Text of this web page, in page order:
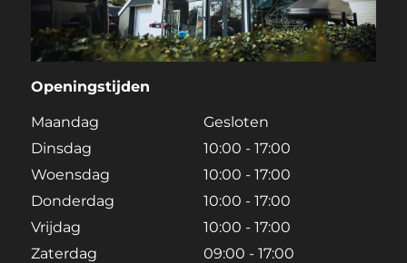
Openingstijden
Maandag
Gesloten
Dinsdag
10:00 - 17:00
Woensdag
10:00 - 17:00
Donderdag
10:00 - 17:00
Vrijdag
10:00 - 17:00
Zaterdag
09:00 - 17:00